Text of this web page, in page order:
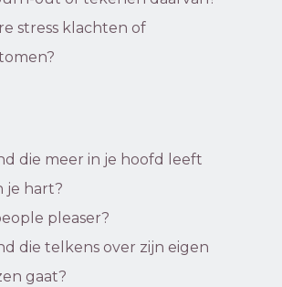
stress klachten of
die meer in je hoofd leeft
je hart?
pleaser?
die telkens over zijn eigen
gaat?